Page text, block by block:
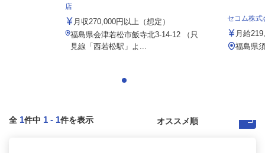
店
月収270,000円以上（想定）
福島県会津若松市飯寺北3-14-12 （只
見線「西若松駅」よ...
セコム株式
月給
福島県
全 1件中 1 - 1件を表示